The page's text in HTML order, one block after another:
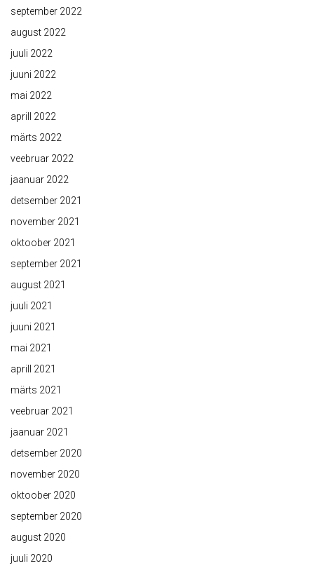
september 2022
august 2022
juuli 2022
juuni 2022
mai 2022
aprill 2022
märts 2022
veebruar 2022
jaanuar 2022
detsember 2021
november 2021
oktoober 2021
september 2021
august 2021
juuli 2021
juuni 2021
mai 2021
aprill 2021
märts 2021
veebruar 2021
jaanuar 2021
detsember 2020
november 2020
oktoober 2020
september 2020
august 2020
juuli 2020